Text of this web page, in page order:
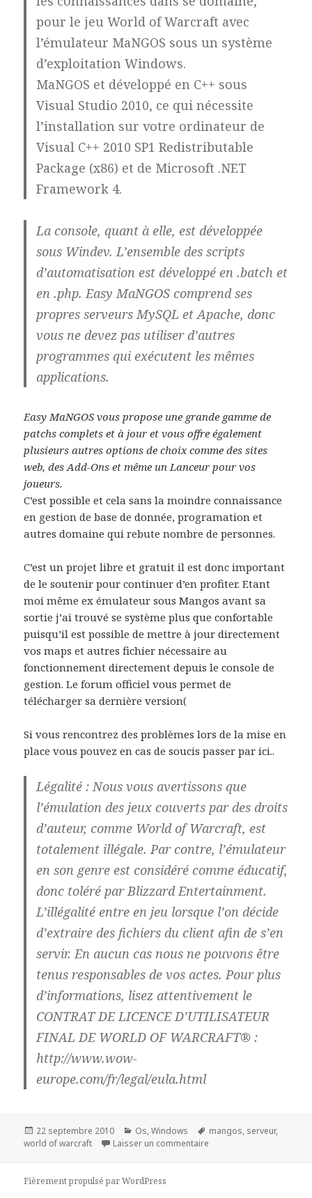
pour le jeu World of Warcraft avec
l’émulateur MaNGOS sous un système
d’exploitation Windows.
MaNGOS et développé en C++ sous
Visual Studio 2010, ce qui nécessite
l’installation sur votre ordinateur de
Visual C++ 2010 SP1 Redistributable
Package (x86) et de Microsoft .NET
Framework 4.
La console, quant à elle, est développée
sous Windev. L’ensemble des scripts
d’automatisation est développé en .batch et
en .php. Easy MaNGOS comprend ses
propres serveurs MySQL et Apache, donc
vous ne devez pas utiliser d’autres
programmes qui exécutent les mêmes
applications.
Easy MaNGOS vous propose une grande gamme de
patchs complets et à jour et vous offre également
plusieurs autres options de choix comme des sites
web, des Add-Ons et même un Lanceur pour vos
joueurs.
C’est possible et cela sans la moindre connaissance
en gestion de base de donnée, programation et
autres domaine qui rebute nombre de personnes.
C’est un projet libre et gratuit il est donc important
de le soutenir pour continuer d’en profiter. Etant
moi même ex émulateur sous Mangos avant sa
sortie j’ai trouvé se système plus que confortable
puisqu’il est possible de mettre à jour directement
vos maps et autres fichier nécessaire au
fonctionnement directement depuis le console de
gestion. Le forum officiel vous permet de
télécharger sa dernière version(
Si vous rencontrez des problèmes lors de la mise en
place vous pouvez en cas de soucis passer par ici..
Légalité : Nous vous avertissons que
l’émulation des jeux couverts par des droits
d’auteur, comme World of Warcraft, est
totalement illégale. Par contre, l’émulateur
en son genre est considéré comme éducatif,
donc toléré par Blizzard Entertainment.
L’illégalité entre en jeu lorsque l’on décide
d’extraire des fichiers du client afin de s’en
servir. En aucun cas nous ne pouvons être
tenus responsables de vos actes. Pour plus
d’informations, lisez attentivement le
CONTRAT DE LICENCE D’UTILISATEUR
FINAL DE WORLD OF WARCRAFT® :
http://www.wow-
europe.com/fr/legal/eula.html
Publié
le
22 septembre 2010 Catégories
Os,Windows
Mots-
mangos, serveur,
world of warcraft
Laisser un commentaire
Fièrement propulsé par WordPress